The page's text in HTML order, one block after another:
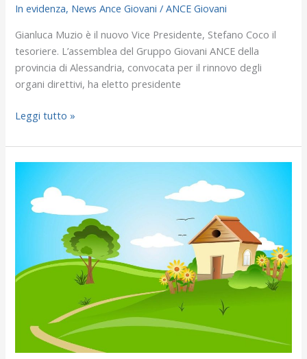
In evidenza, News Ance Giovani /ANCE Giovani
Gianluca Muzio è il nuovo Vice Presidente, Stefano Coco il
tesoriere. L’assemblea del Gruppo Giovani ANCE della
provincia di Alessandria, convocata per il rinnovo degli
organi direttivi, ha eletto presidente
Leggi tutto »
scuole
di
aree
concorso